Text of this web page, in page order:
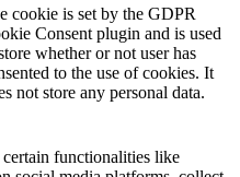
cookie is set by the GDPR
Consent plugin and is used
whether or not user has
to the use of cookies. It
not store any personal data.
functionalities like